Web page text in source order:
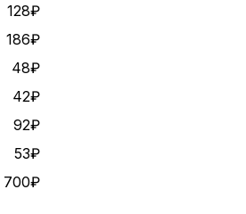
128₽
186₽
48₽
42₽
92₽
53₽
700₽